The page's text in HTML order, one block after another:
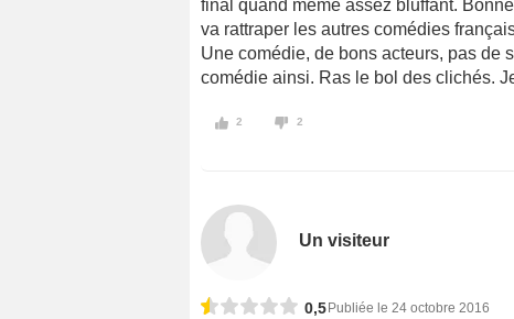
final quand même assez bluffant.
va rattraper les autres comédies
Une comédie, de bons acteurs, pas de
comédie ainsi. Ras le bol des clichés.
2 2
Un visiteur
0,5 Publiée le 24 octobre 2016